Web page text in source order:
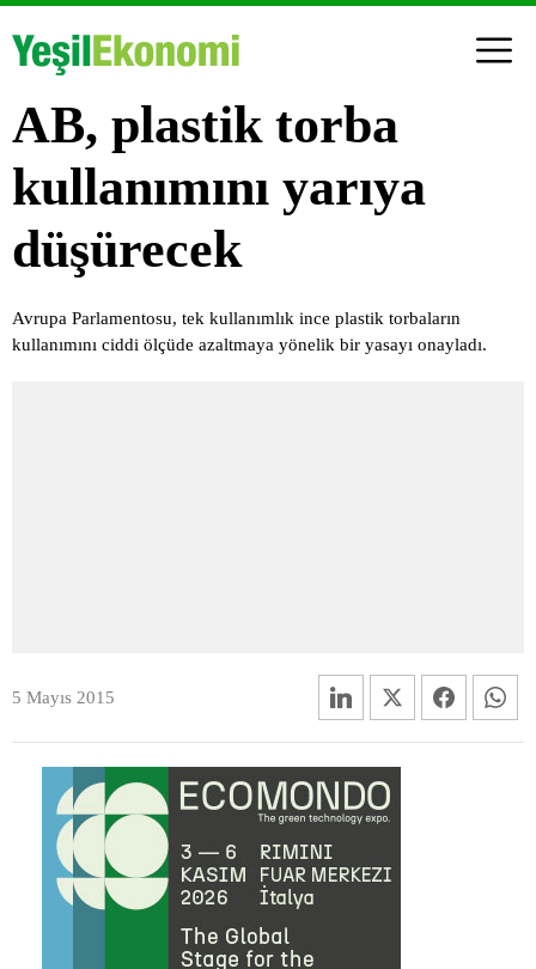
AB, plastik torba
kullanımını yarıya
düşürecek
Avrupa Parlamentosu, tek kullanımlık ince plastik torbaların
kullanımını ciddi ölçüde azaltmaya yönelik bir yasayı onayladı.
5 Mayıs 2015